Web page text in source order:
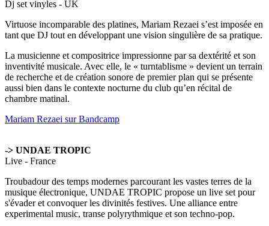
Dj set vinyles - UK
Virtuose incomparable des platines, Mariam Rezaei s’est imposée en
tant que DJ tout en développant une vision singulière de sa pratique.
La musicienne et compositrice impressionne par sa dextérité et son
inventivité musicale. Avec elle, le « turntablisme » devient un terrain
de recherche et de création sonore de premier plan qui se présente
aussi bien dans le contexte nocturne du club qu’en récital de
chambre matinal.
Mariam Rezaei sur Bandcamp
-> UNDAE TROPIC
Live - France
Troubadour des temps modernes parcourant les vastes terres de la
musique électronique, UNDAE TROPIC propose un live set pour
s'évader et convoquer les divinités festives. Une alliance entre
experimental music, transe polyrythmique et son techno-pop.